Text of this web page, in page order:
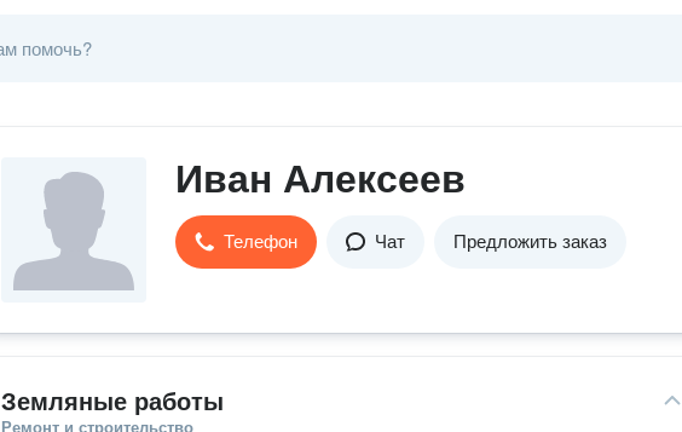
Иван Алексеев
Телефон Чат Предложить заказ
Земляные работы
Ремонт и строительство